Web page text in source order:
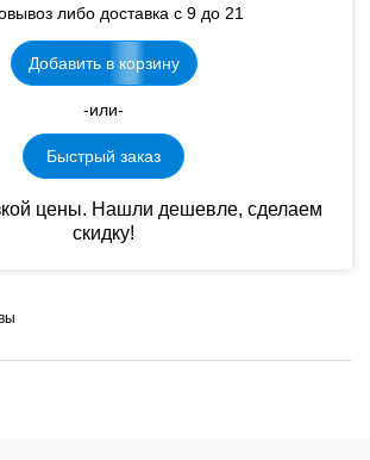
либо доставка с 9 до 21
Добавить в корзину
-или-
Быстрый заказ
цены. Нашли дешевле, сделаем
скидку!